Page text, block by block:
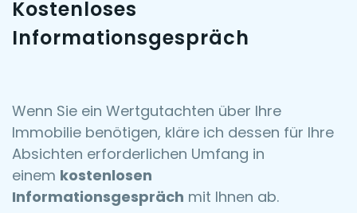
Kostenloses
Informationsgespräch
Wenn Sie ein Wertgutachten über Ihre
Immobilie benötigen, kläre ich dessen für Ihre
Absichten erforderlichen Umfang in
einem kostenlosen
Informationsgespräch mit Ihnen ab.